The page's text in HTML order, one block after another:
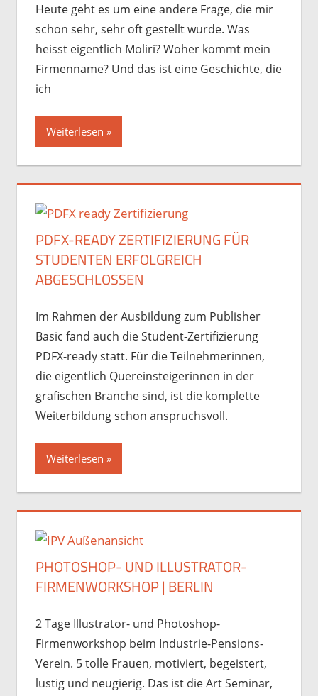
Heute geht es um eine andere Frage, die mir
schon sehr, sehr oft gestellt wurde. Was
heisst eigentlich Moliri? Woher kommt mein
Firmenname? Und das ist eine Geschichte, die
ich
Weiterlesen
PDFX-READY ZERTIFIZIERUNG FÜR
STUDENTEN ERFOLGREICH
ABGESCHLOSSEN
Im Rahmen der Ausbildung zum Publisher
Basic fand auch die Student-Zertifizierung
PDFX-ready statt. Für die Teilnehmerinnen,
die eigentlich Quereinsteigerinnen in der
grafischen Branche sind, ist die komplette
Weiterbildung schon anspruchsvoll.
Weiterlesen
PHOTOSHOP- UND ILLUSTRATOR-
FIRMENWORKSHOP | BERLIN
2 Tage Illustrator- und Photoshop-
Firmenworkshop beim Industrie-Pensions-
Verein. 5 tolle Frauen, motiviert, begeistert,
lustig und neugierig. Das ist die Art Seminar,